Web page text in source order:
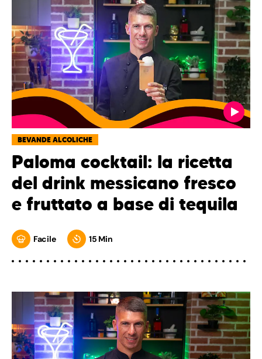
BEVANDE ALCOLICHE
Paloma cocktail: la ricetta
del drink messicano fresco
e fruttato a base di tequila
Facile 15 Min